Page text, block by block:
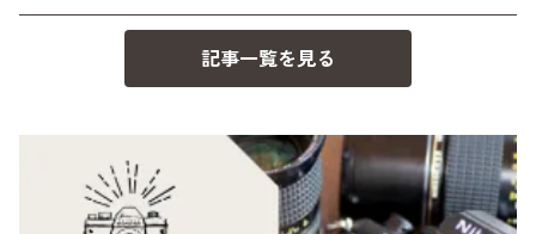
Carl Zeiss（カールツァイス）
Mamiya（マミヤ）
CY（ヤシカコンタックス）
M（ライカ）
記事一覧を見る